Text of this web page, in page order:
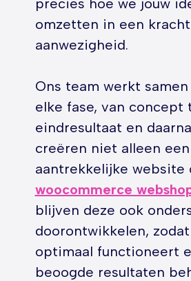
precies hoe we jouw
omzetten in een
aanwezigheid.
Ons team werkt
elke fase, van concept
eindresultaat en
creëren niet alleen een
aantrekkelijke website
woocommerce
blijven deze ook
doorontwikkelen,
optimaal functioneert
beoogde resultaten